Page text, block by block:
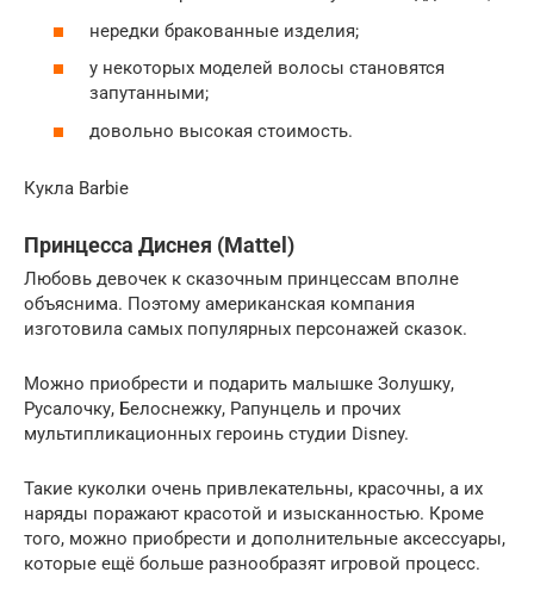
нередки бракованные изделия;
у некоторых моделей волосы становятся
запутанными;
довольно высокая стоимость.
Кукла Barbie
Принцесса Диснея (Mattel)
Любовь девочек к сказочным принцессам вполне
объяснима. Поэтому американская компания
изготовила самых популярных персонажей сказок.
Можно приобрести и подарить малышке Золушку,
Русалочку, Белоснежку, Рапунцель и прочих
мультипликационных героинь студии Disney.
Такие куколки очень привлекательны, красочны, а их
наряды поражают красотой и изысканностью. Кроме
того, можно приобрести и дополнительные аксессуары,
которые ещё больше разнообразят игровой процесс.